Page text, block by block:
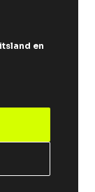
en